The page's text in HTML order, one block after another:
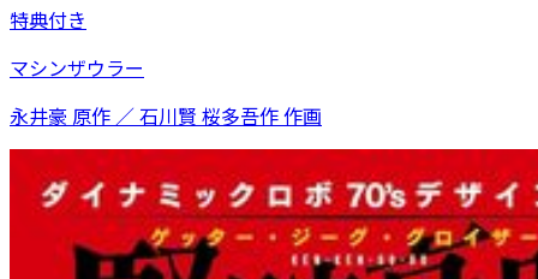
特典付き
マシンザウラー
永井豪 原作 ／ 石川賢 桜多吾作 作画